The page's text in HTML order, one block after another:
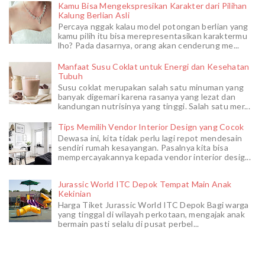
Kamu Bisa Mengekspresikan Karakter dari Pilihan
Kalung Berlian Asli
Percaya nggak kalau model potongan berlian yang
kamu pilih itu bisa merepresentasikan karaktermu
lho? Pada dasarnya, orang akan cenderung me...
Manfaat Susu Coklat untuk Energi dan Kesehatan
Tubuh
Susu coklat merupakan salah satu minuman yang
banyak digemari karena rasanya yang lezat dan
kandungan nutrisinya yang tinggi. Salah satu mer...
Tips Memilih Vendor Interior Design yang Cocok
Dewasa ini, kita tidak perlu lagi repot mendesain
sendiri rumah kesayangan. Pasalnya kita bisa
mempercayakannya kepada vendor interior desig...
Jurassic World ITC Depok Tempat Main Anak
Kekinian
Harga Tiket Jurassic World ITC Depok Bagi warga
yang tinggal di wilayah perkotaan, mengajak anak
bermain pasti selalu di pusat perbel...